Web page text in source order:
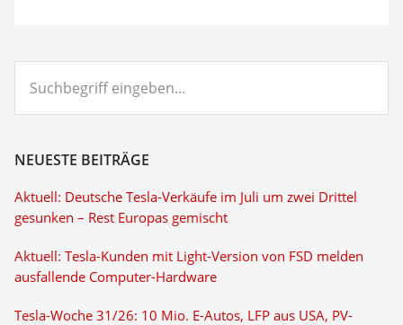
eingeben...
NEUESTE BEITRÄGE
Aktuell: Deutsche Tesla-Verkäufe im Juli um zwei Drittel
gesunken – Rest Europas gemischt
Aktuell: Tesla-Kunden mit Light-Version von FSD melden
ausfallende Computer-Hardware
Tesla-Woche 31/26: 10 Mio. E-Autos, LFP aus USA, PV-